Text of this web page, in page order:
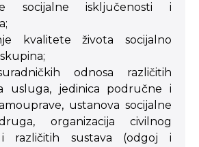
socijalne isključenosti i
kvalitete života socijalno
odnosa različitih
usluga, jedinica područne i
ustanova socijalne
organizacija civilnog
različitih sustava (odgoj i